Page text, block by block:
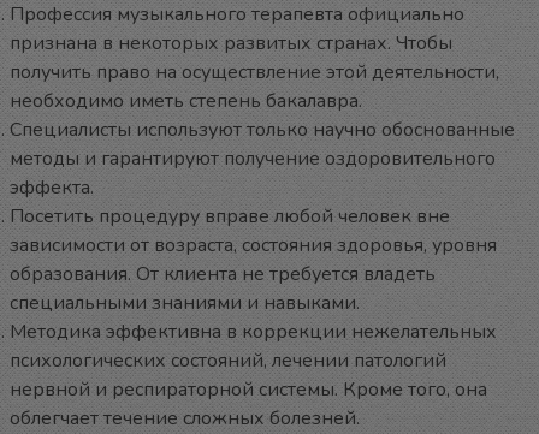
Профессия музыкального терапевта официально
признана в некоторых развитых странах. Чтобы
получить право на осуществление этой деятельности,
необходимо иметь степень бакалавра.
Специалисты используют только научно обоснованные
методы и гарантируют получение оздоровительного
эффекта.
Посетить процедуру вправе любой человек вне
зависимости от возраста, состояния здоровья, уровня
образования. От клиента не требуется владеть
специальными знаниями и навыками.
Методика эффективна в коррекции нежелательных
психологических состояний, лечении патологий
нервной и респираторной системы. Кроме того, она
облегчает течение сложных болезней.